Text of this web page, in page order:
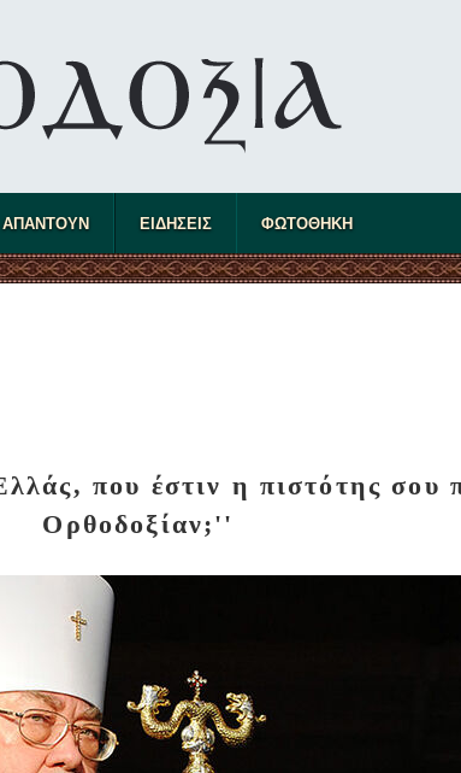
ΑΠΑΝΤΟΥΝ ΕΙΔΗΣΕΙΣ ΦΩΤΟΘΗΚΗ
που έστιν η πιστότης σου
Ορθοδοξίαν;''